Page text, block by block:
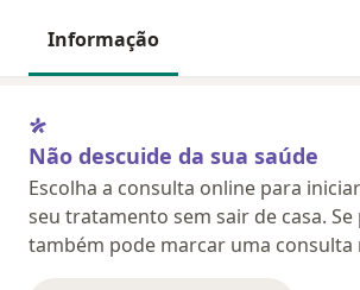
Informação
Não descuide da sua saúde
Escolha a consulta online para
seu tratamento sem sair de casa. Se
também pode marcar uma